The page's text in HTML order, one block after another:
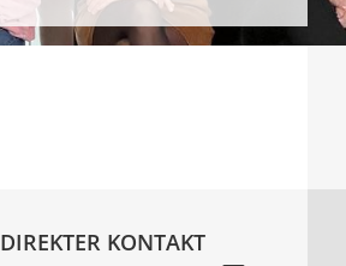
DIREKTER KONTAKT